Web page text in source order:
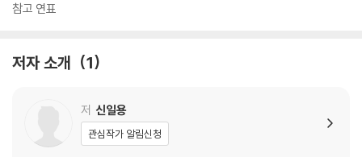
참고 연표
저자 소개 1
저 신일용
관심작가 알림신청